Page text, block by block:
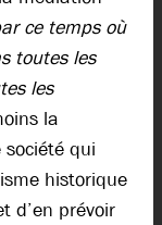
ce temps où
toutes les
les
la
qui
historique
d’en prévoir